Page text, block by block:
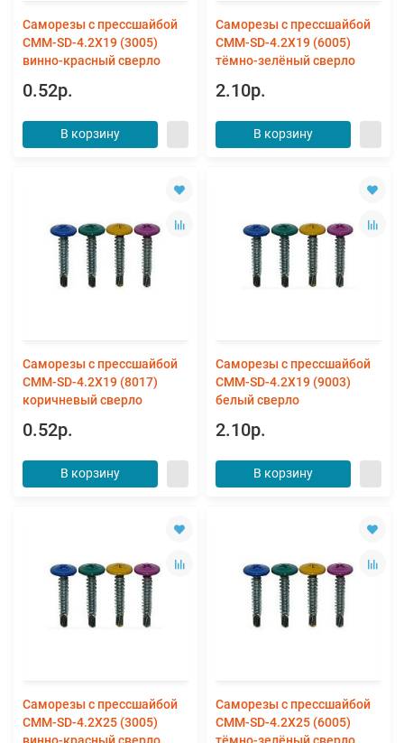
Саморезы с прессшайбой
CMM-SD-4.2X19 (3005)
винно-красный сверло
0.52р.
В корзину
Саморезы с прессшайбой
CMM-SD-4.2X19 (6005)
тёмно-зелёный сверло
2.10р.
В корзину
Саморезы с прессшайбой
CMM-SD-4.2X19 (8017)
коричневый сверло
0.52р.
В корзину
Саморезы с прессшайбой
CMM-SD-4.2X19 (9003)
белый сверло
2.10р.
В корзину
Саморезы с прессшайбой
CMM-SD-4.2X25 (3005)
винно-красный сверло
Саморезы с прессшайбой
CMM-SD-4.2X25 (6005)
тёмно-зелёный сверло